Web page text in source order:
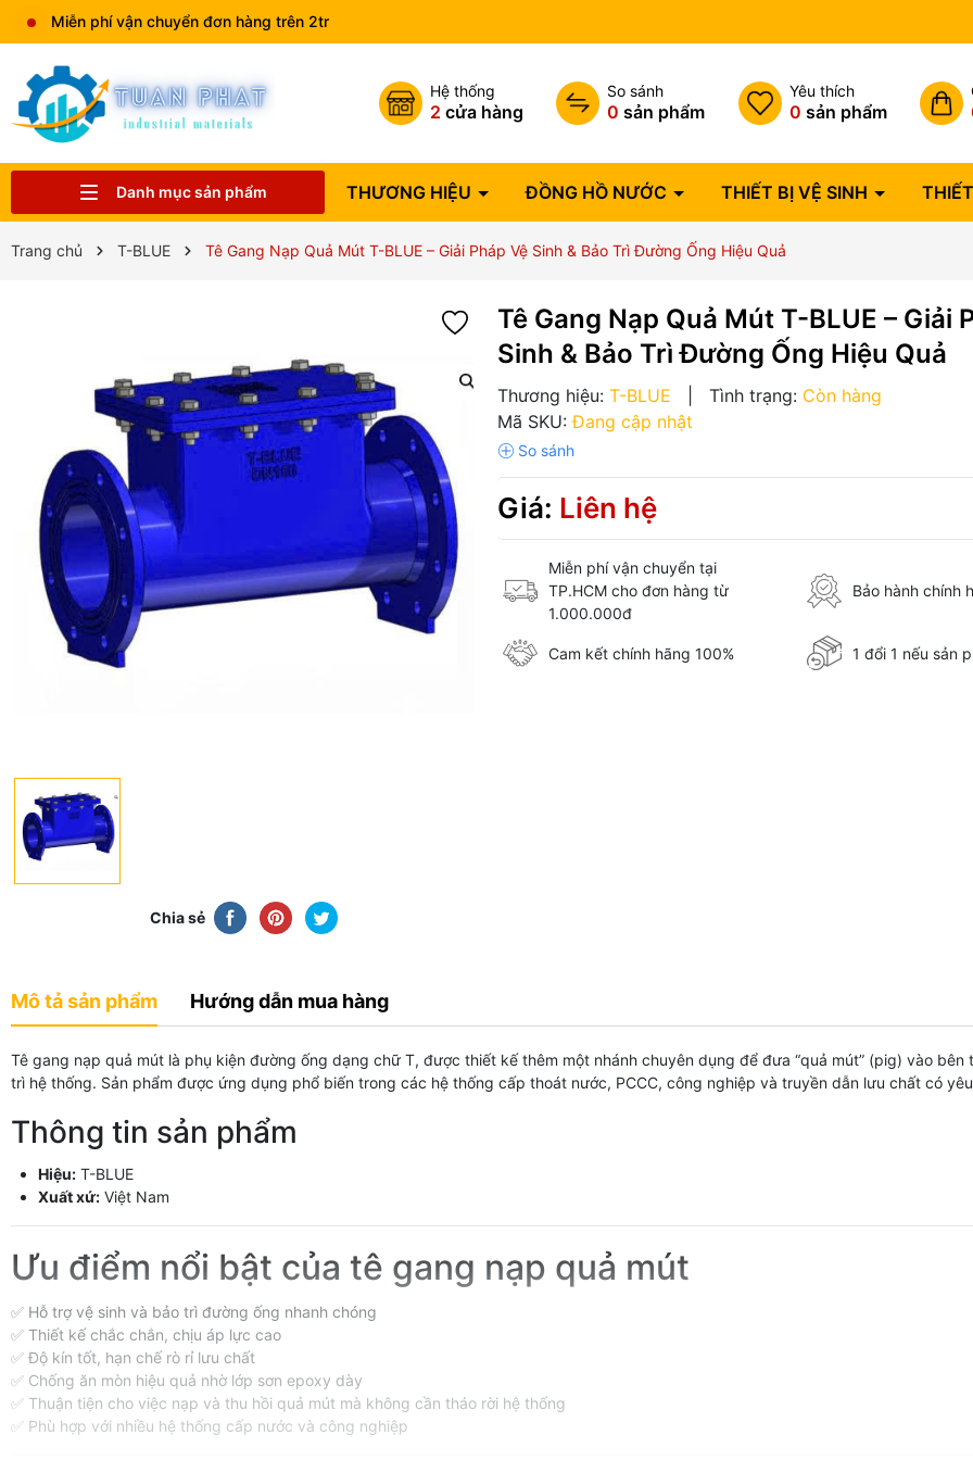
Miễn phí vận chuyển đơn hàng trên 2tr
Hệ thống
2 cửa hàng
So sánh
0 sản phẩm
Yêu thích
0 sản phẩm
Danh mục sản phẩm THƯƠNG HIỆU ĐỒNG HỒ NƯỚC THIẾT BỊ VỆ SINH
Trang chủ T-BLUE Tê Gang Nạp Quả Mút T-BLUE – Giải Pháp Vệ Sinh & Bảo Trì Đường Ống Hiệu Quả
Chia sẻ
Tê Gang Nạp Quả Mút T-BLUE – Giải
Sinh & Bảo Trì Đường Ống Hiệu Quả
Thương hiệu: T-BLUE Tình trạng: Còn hàng
Mã SKU: Đang cập nhật
Giá: Liên hệ
Miễn phí vận chuyển tại
TP.HCM cho đơn hàng từ
1.000.000đ
Bảo hành chính
Cam kết chính hãng 100% 1 đổi 1 nếu sản
Mô tả sản phẩm Hướng dẫn mua hàng
Tê gang nạp quả mút là phụ kiện đường ống dạng chữ T, được thiết kế thêm một nhánh chuyên dụng để đưa “quả mút” (pig) vào
trì hệ thống. Sản phẩm được ứng dụng phổ biến trong các hệ thống cấp thoát nước, PCCC, công nghiệp và truyền dẫn lưu chất có
Thông tin sản phẩm
Hiệu: T-BLUE
Xuất xứ: Việt Nam
Ưu điểm nổi bật của tê gang nạp quả mút
✅ Hỗ trợ vệ sinh và bảo trì đường ống nhanh chóng
✅ Thiết kế chắc chắn, chịu áp lực cao
✅ Độ kín tốt, hạn chế rò rỉ lưu chất
✅ Chống ăn mòn hiệu quả nhờ lớp sơn epoxy dày
✅ Thuận tiện cho việc nạp và thu hồi quả mút mà không cần tháo rời hệ thống
✅ Phù hợp với nhiều hệ thống cấp nước và công nghiệp